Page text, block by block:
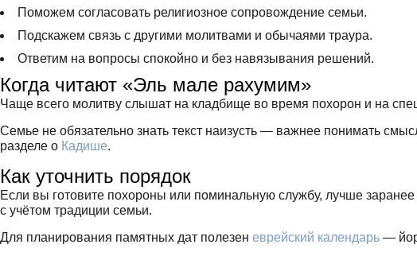
Поможем согласовать религиозное сопровождение семьи.
Подскажем связь с другими молитвами и обычаями траура.
Ответим на вопросы спокойно и без навязывания решений.
Когда читают «Эль мале рахумим»
Чаще всего молитву слышат на кладбище во время похорон и на
Семье не обязательно знать текст наизусть — важнее понимать
разделе о Кадишe.
Как уточнить порядок
Если вы готовите похороны или поминальную службу, лучше
с учётом традиции семьи.
Для планирования памятных дат полезен еврейский календарь —